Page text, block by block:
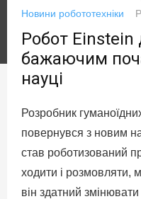
Новини робототехніки
Робот
бажаючим
науці
Розробник
повернувся з новим
став роботизований
ходити і розмовляти,
він здатний